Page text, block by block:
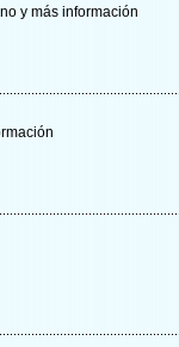
y más información